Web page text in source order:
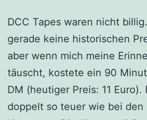
DCC Tapes waren nicht
gerade keine historischen
aber wenn mich meine
täuscht, kostete ein 90
DM (heutiger Preis: 11 Euro).
doppelt so teuer wie bei den